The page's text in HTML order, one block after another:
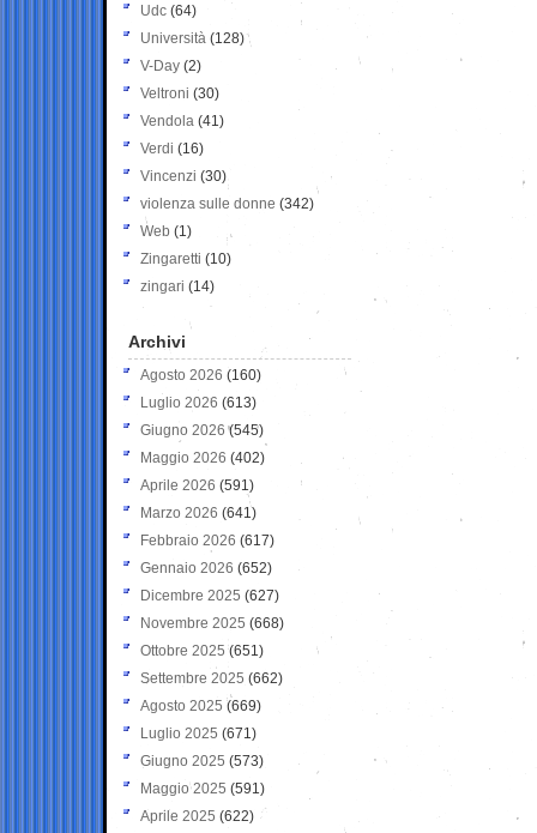
Udc (64)
Università (128)
V-Day (2)
Veltroni (30)
Vendola (41)
Verdi (16)
Vincenzi (30)
violenza sulle donne (342)
Web (1)
Zingaretti (10)
zingari (14)
Archivi
Agosto 2026 (160)
Luglio 2026 (613)
Giugno 2026 (545)
Maggio 2026 (402)
Aprile 2026 (591)
Marzo 2026 (641)
Febbraio 2026 (617)
Gennaio 2026 (652)
Dicembre 2025 (627)
Novembre 2025 (668)
Ottobre 2025 (651)
Settembre 2025 (662)
Agosto 2025 (669)
Luglio 2025 (671)
Giugno 2025 (573)
Maggio 2025 (591)
Aprile 2025 (622)